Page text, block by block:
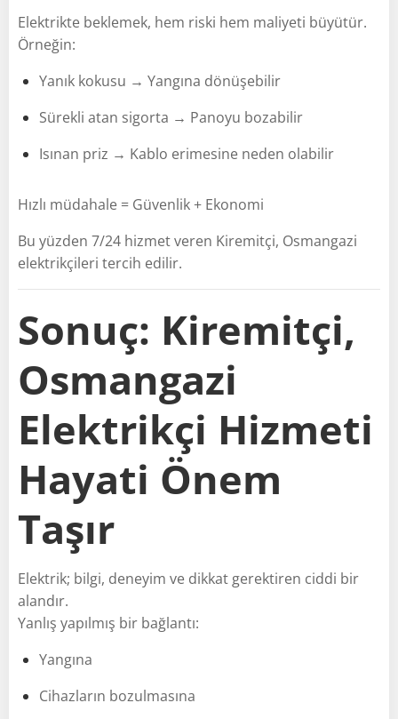
Elektrikte beklemek, hem riski hem maliyeti büyütür.
Örneğin:
Yanık kokusu → Yangına dönüşebilir
Sürekli atan sigorta → Panoyu bozabilir
Isınan priz → Kablo erimesine neden olabilir
Hızlı müdahale = Güvenlik + Ekonomi
Bu yüzden 7/24 hizmet veren Kiremitçi, Osmangazi
elektrikçileri tercih edilir.
Sonuç: Kiremitçi,
Osmangazi
Elektrikçi Hizmeti
Hayati Önem
Taşır
Elektrik; bilgi, deneyim ve dikkat gerektiren ciddi bir
alandır.
Yanlış yapılmış bir bağlantı:
Yangına
Cihazların bozulmasına